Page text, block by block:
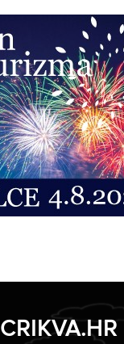
CRIKVA.HR